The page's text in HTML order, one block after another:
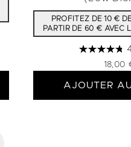
PROFITEZ DE 10 €
PARTIR DE 60 € AVEC
18,00
AJOUTER